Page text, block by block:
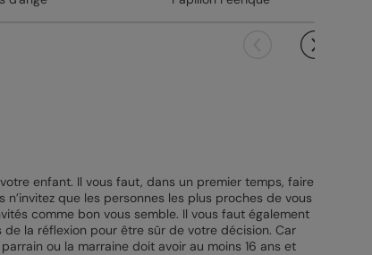
enfant. Il vous faut, dans un premier temps, faire
que les personnes les plus proches de vous
comme bon vous semble. Il vous faut également
la réflexion pour être sûr de votre décision. Car
ou la marraine doit avoir au moins 16 ans et